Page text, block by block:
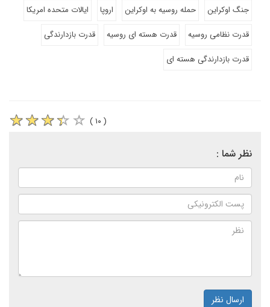
جنگ اوکراین
حمله روسیه به اوکراین اروپا
ایالات متحده امریکا
قدرت نظامی روسیه
قدرت هسته ای روسیه
قدرت بازدارندگی
قدرت بازدارندگی هسته ای
( ۱۰ )
نظر شما :
ارسال نظر